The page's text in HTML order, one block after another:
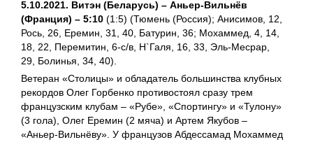
5.10.2021. Витэн (Беларусь) – Аньер-Вильнёв
(Франция) – 5:10 (1:5) (Тюмень (Россия); Анисимов, 12,
Рось, 26, Еремин, 31, 40, Батурин, 36; Мохаммед, 4, 14,
18, 22, Перемитин, 6-с/в, Н`Галя, 16, 33, Эль-Месрар,
29, Болинья, 34, 40).
Ветеран «Столицы» и обладатель большинства клубных
рекордов Олег Горбенко противостоял сразу трем
французским клубам – «Рубе», «Спортингу» и «Тулону»
(3 гола), Олег Еремин (2 мяча) и Артем Якубов –
«Аньер-Вильнёву». У французов Абдессамад Мохаммед